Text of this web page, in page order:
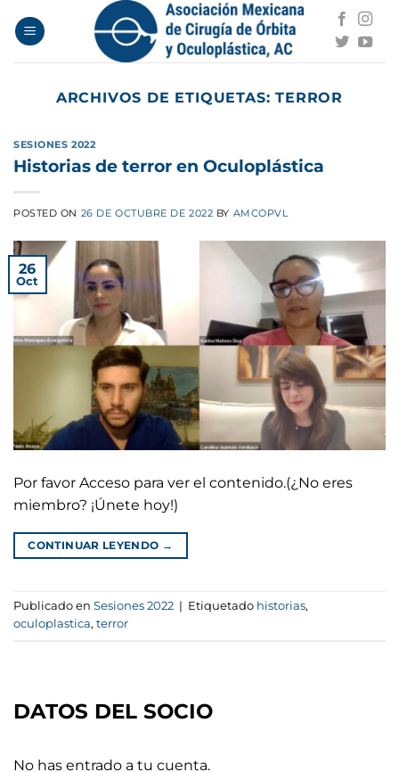
ARCHIVOS DE ETIQUETAS:TERROR
SESIONES 2022
Historias de terror en Oculoplástica
POSTED ON 26 DE OCTUBRE DE 2022 BY AMCOPVL
26
Oct
Por favor Acceso para ver el contenido.(¿No eres
miembro? ¡Únete hoy!)
CONTINUAR LEYENDO →
Publicado en Sesiones 2022 | Etiquetado historias,
oculoplastica, terror
DATOS DEL SOCIO
No has entrado a tu cuenta.